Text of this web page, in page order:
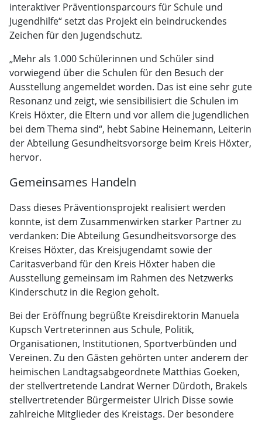
interaktiver Präventionsparcours für Schule und
Jugendhilfe“ setzt das Projekt ein beindruckendes
Zeichen für den Jugendschutz.
„Mehr als 1.000 Schülerinnen und Schüler sind
vorwiegend über die Schulen für den Besuch der
Ausstellung angemeldet worden. Das ist eine sehr gute
Resonanz und zeigt, wie sensibilisiert die Schulen im
Kreis Höxter, die Eltern und vor allem die Jugendlichen
bei dem Thema sind“, hebt Sabine Heinemann, Leiterin
der Abteilung Gesundheitsvorsorge beim Kreis Höxter,
hervor.
Gemeinsames Handeln
Dass dieses Präventionsprojekt realisiert werden
konnte, ist dem Zusammenwirken starker Partner zu
verdanken: Die Abteilung Gesundheitsvorsorge des
Kreises Höxter, das Kreisjugendamt sowie der
Caritasverband für den Kreis Höxter haben die
Ausstellung gemeinsam im Rahmen des Netzwerks
Kinderschutz in die Region geholt.
Bei der Eröffnung begrüßte Kreisdirektorin Manuela
Kupsch Vertreterinnen aus Schule, Politik,
Organisationen, Institutionen, Sportverbünden und
Vereinen. Zu den Gästen gehörten unter anderem der
heimischen Landtagsabgeordnete Matthias Goeken,
der stellvertretende Landrat Werner Dürdoth, Brakels
stellvertretender Bürgermeister Ulrich Disse sowie
zahlreiche Mitglieder des Kreistags. Der besondere